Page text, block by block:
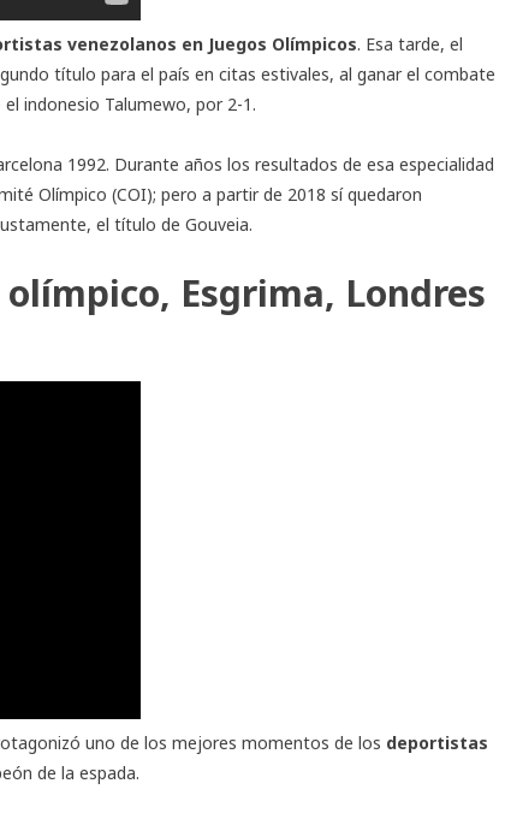
venezolanos en Juegos Olímpicos. Esa tarde, el
título para el país en citas estivales, al ganar el combate
indonesio Talumewo, por 2-1.
1992. Durante años los resultados de esa especialidad
Olímpico (COI); pero a partir de 2018 sí quedaron
el título de Gouveia.
Esgrima, Londres
uno de los mejores momentos de los deportistas
de la espada.